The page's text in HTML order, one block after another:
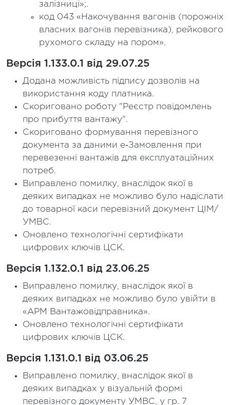
залізниці»;.
код 043 «Накочування вагонів (порожніх
власних вагонів перевізника), рейкового
рухомого складу на пором».
Версія 1.133.0.1 від 29.07.25
Додана можливість підпису дозволів на
використання коду платника.
Скориговано роботу "Реєстр повідомлень
про прибуття вантажу".
Скориговано формування перевізного
документа за даними е‑Замовлення при
перевезенні вантажів для експлуатаційних
потреб.
Виправлено помилку, внаслідок якої в
деяких випадках не можливо було надіслати
до товарної каси перевізний документ ЦІМ/
УМВС.
Оновлено технологічні сертифікати
цифрових ключів ЦСК.
Версія 1.132.0.1 від 23.06.25
Виправлено помилку, внаслідок якої в
деяких випадках не можливо було увійти в
«АРМ Вантажовідправника».
Оновлено технологічні сертифікати
цифрових ключів ЦСК.
Версія 1.131.0.1 від 03.06.25
Виправлено помилку, внаслідок якої в
деяких випадках у візуальній формі
перевізного документу УМВС, у гр. 7